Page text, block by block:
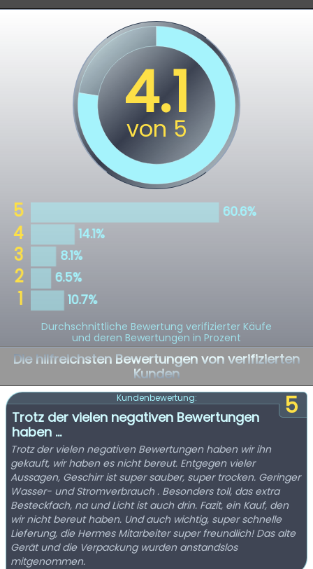
Durchschnittliche Bewertung verifizierter Käufe
und deren Bewertungen in Prozent
Die hilfreichsten Bewertungen von verifizierten
Kunden
5
Kundenbewertung:
Trotz der vielen negativen Bewertungen
haben ...
Trotz der vielen negativen Bewertungen haben wir ihn
gekauft, wir haben es nicht bereut. Entgegen vieler
Aussagen, Geschirr ist super sauber, super trocken. Geringer
Wasser- und Stromverbrauch . Besonders toll, das extra
Besteckfach, na und Licht ist auch drin. Fazit, ein Kauf, den
wir nicht bereut haben. Und auch wichtig, super schnelle
Lieferung, die Hermes Mitarbeiter super freundlich! Das alte
Gerät und die Verpackung wurden anstandslos
mitgenommen.